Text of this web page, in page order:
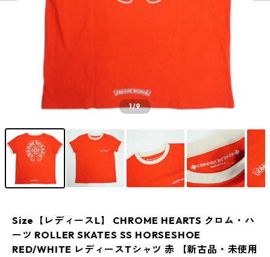
1/9
Size【レディースL】 CHROME HEARTS クロム・ハ
ーツ ROLLER SKATES SS HORSESHOE
RED/WHITE レディースTシャツ 赤 【新古品・未使用